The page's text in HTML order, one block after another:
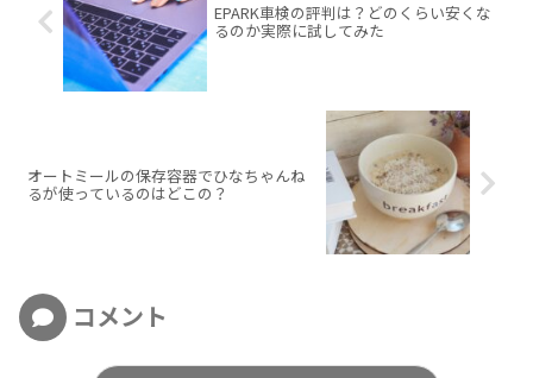
EPARK車検の評判は？どのくらい安くな
るのか実際に試してみた
オートミールの保存容器でひなちゃんね
るが使っているのはどこの？
コメント